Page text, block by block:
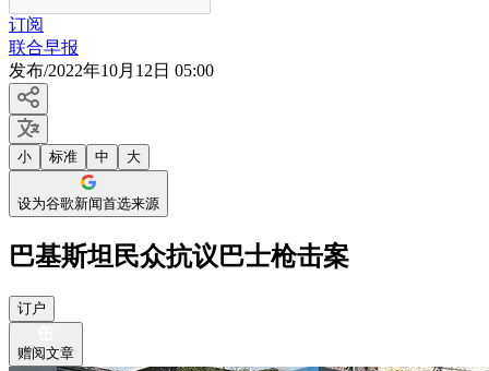
订阅
联合早报
发布/2022年10月12日 05:00
小 标准 中 大
设为谷歌新闻首选来源
巴基斯坦民众抗议巴士枪击案
订户
赠阅文章